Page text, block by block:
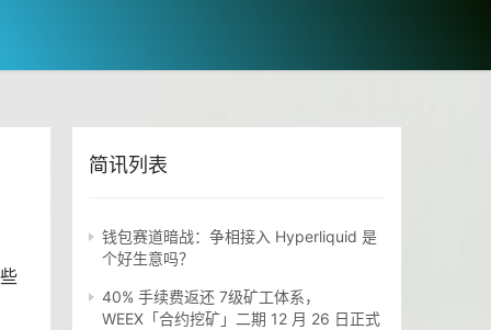
简讯列表
钱包赛道暗战：争相接入 Hyperliquid 是
个好生意吗？
40% 手续费返还 7级矿工体系，
WEEX「合约挖矿」二期 12 月 26 日正式